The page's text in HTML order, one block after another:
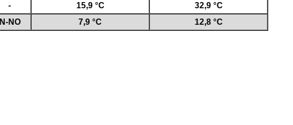
- 15,9 °C
32,9 °C
N-NO 7,9 °C 12,8 °C